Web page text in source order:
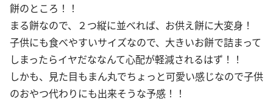
餅のところ！！
まる餅なので、２つ縦に並べれば、お供え餅に大変身！
子供にも食べやすいサイズなので、大きいお餅で詰まって
しまったらイヤだななんて心配が軽減されるはず！！
しかも、見た目もまん丸でちょっと可愛い感じなので子供
のおやつ代わりにも出来そうな予感！！